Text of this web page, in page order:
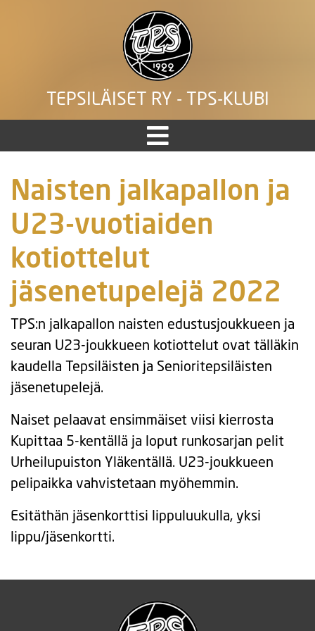
TEPSILÄISET RY - TPS-KLUBI
Naisten jalkapallon ja
U23-vuotiaiden
kotiottelut
jäsenetupelejä 2022
TPS:n jalkapallon naisten edustusjoukkueen ja
seuran U23-joukkueen kotiottelut ovat tälläkin
kaudella Tepsiläisten ja Senioritepsiläisten
jäsenetupelejä.
Naiset pelaavat ensimmäiset viisi kierrosta
Kupittaa 5-kentällä ja loput runkosarjan pelit
Urheilupuiston Yläkentällä. U23-joukkueen
pelipaikka vahvistetaan myöhemmin.
Esitäthän jäsenkorttisi lippuluukulla, yksi
lippu/jäsenkortti.